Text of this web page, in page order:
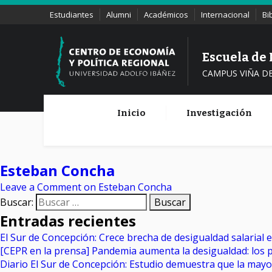
Estudiantes Alumni Académicos Internacional
Escuela de
CAMPUS VIÑA
Inicio Investigación
Esteban Concha
Leave a Commenton Esteban Concha
Buscar:
Entradas recientes
El Sur de Concepción: Crece brecha de desigualdad salarial
[CEPR en la prensa] Pandemia aumenta la desigualdad:
Diario El Sur de Concepción: Estudio demuestra que la